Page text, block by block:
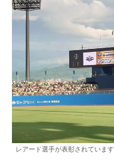
レアード選手が表彰されています